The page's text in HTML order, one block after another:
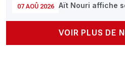
07 AOÛ 2026 Aït Nouri affiche
VOIR PLUS DE